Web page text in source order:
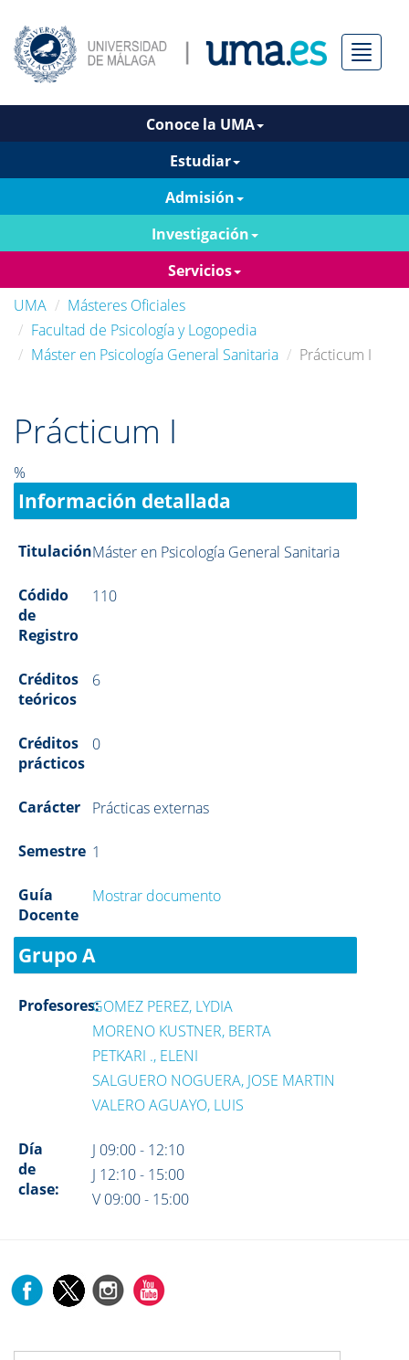
Menú
Conoce la UMA
Estudiar
Admisión
Investigación
Servicios
UMA
Másteres Oficiales
Facultad de Psicología y Logopedia
Máster en Psicología General Sanitaria
Prácticum I
Prácticum I
%
Información detallada
TitulaciónMáster en Psicología General Sanitaria
Códido
de
Registro
110
Créditos
teóricos
6
Créditos
prácticos
0
Carácter Prácticas externas
Semestre 1
Guía
Docente
Mostrar documento
Grupo A
Profesores:GOMEZ PEREZ, LYDIA
MORENO KUSTNER, BERTA
PETKARI ., ELENI
SALGUERO NOGUERA, JOSE MARTIN
VALERO AGUAYO, LUIS
Día
de
clase:
J 09:00 - 12:10
J 12:10 - 15:00
V 09:00 - 15:00